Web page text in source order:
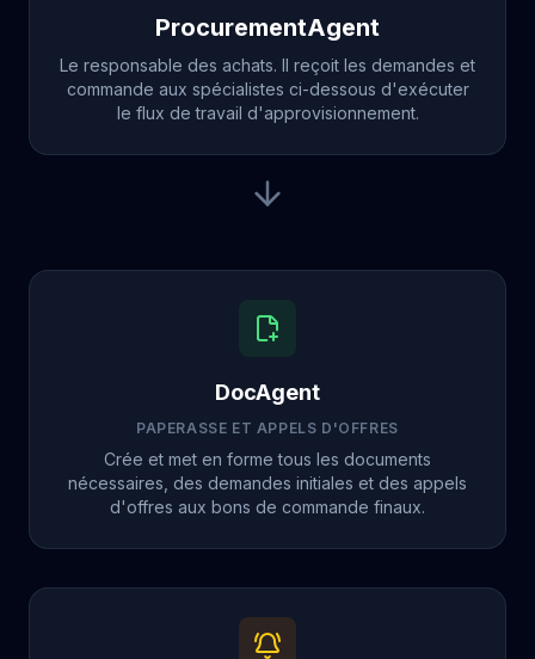
ProcurementAgent
Le responsable des achats. Il reçoit les demandes et
commande aux spécialistes ci-dessous d'exécuter
le flux de travail d'approvisionnement.
DocAgent
PAPERASSE ET APPELS D'OFFRES
Crée et met en forme tous les documents
nécessaires, des demandes initiales et des appels
d'offres aux bons de commande finaux.